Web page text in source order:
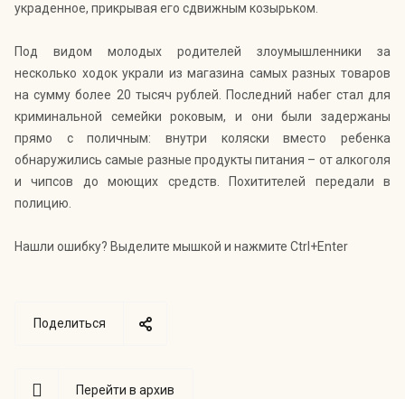
украденное, прикрывая его сдвижным козырьком.
Под видом молодых родителей злоумышленники за
несколько ходок украли из магазина самых разных товаров
на сумму более 20 тысяч рублей. Последний набег стал для
криминальной семейки роковым, и они были задержаны
прямо с поличным: внутри коляски вместо ребенка
обнаружились самые разные продукты питания – от алкоголя
и чипсов до моющих средств. Похитителей передали в
полицию.
Нашли ошибку? Выделите мышкой и нажмите Ctrl+Enter
Поделиться
Перейти в архив